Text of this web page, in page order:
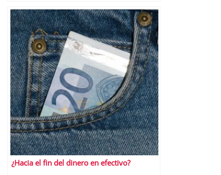
¿Hacia el fin del dinero en efectivo?